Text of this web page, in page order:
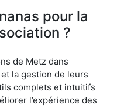
pour la
?
de Metz dans
la gestion de leurs
complets et intuitifs
l’expérience des